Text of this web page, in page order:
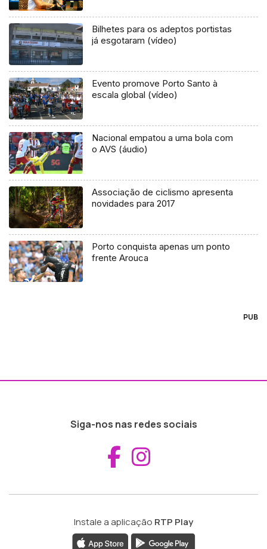
Bilhetes para os adeptos portistas
já esgotaram (vídeo)
Evento promove Porto Santo à
escala global (vídeo)
Nacional empatou a uma bola com
o AVS (áudio)
Associação de ciclismo apresenta
novidades para 2017
Porto conquista apenas um ponto
frente Arouca
PUB
Siga-nos nas redes sociais
Aceder ao
Instale a aplicação RTP Play